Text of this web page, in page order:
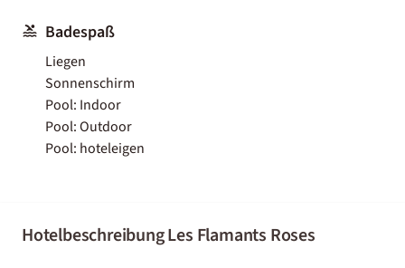
Badespaß
Liegen
Sonnenschirm
Pool: Indoor
Pool: Outdoor
Pool: hoteleigen
Hotelbeschreibung Les Flamants Roses